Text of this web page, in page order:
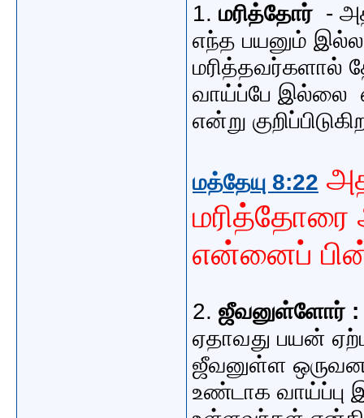
1. மரித்தோர் -
எந்த பயனும்
மரித்தவர்களால்
வாய்ப்பே இல்லை
என்று
மத்தேயு 8:22
என்னைப்
2. ஜீவனுள்ளோர் :
ஏதாவது பயன்
ஜீவனுள்ள
உண்டாக